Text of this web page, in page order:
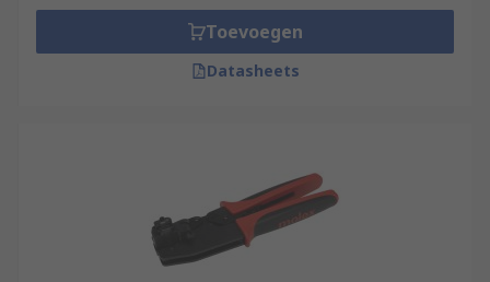
Toevoegen
Datasheets